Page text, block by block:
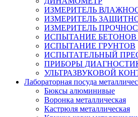
ИЗМЕРИТЕЛЬ
ИЗМЕРИТЕЛЬ
ИЗМЕРИТЕЛЬ
ИСПЫТАНИЕ БЕТОНОВ
ИСПЫТАНИЕ ГРУНТОВ
ИСПЫТАТЕЛЬНЫЙ
ПРИБОРЫ
УЛЬТРАЗВУКОВОЙ
Лабораторная посуда
Бюксы алюминивые
Воронка металлическая
Кастрюля металлическая